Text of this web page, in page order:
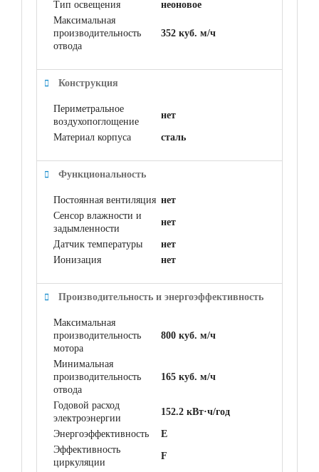
Тип освещения
неоновое
Максимальная
производительность
отвода
352 куб. м/ч
Конструкция
Периметральное
воздухопоглощение
нет
Материал корпуса сталь
Функциональность
Постоянная вентиляция нет
Сенсор влажности и
задымленности
нет
Датчик температуры
нет
Ионизация
нет
Производительность и энергоэффективность
Максимальная
производительность
мотора
800 куб. м/ч
Минимальная
производительность
отвода
165 куб. м/ч
Годовой расход
электроэнергии
152.2 кВт·ч/год
Энергоэффективность
E
Эффективность
циркуляции
F